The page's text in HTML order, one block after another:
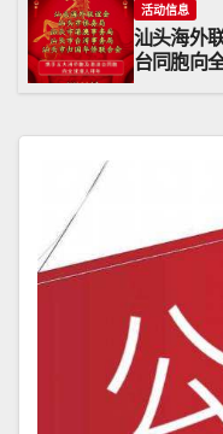
活动信息
汕头海外
台同胞向